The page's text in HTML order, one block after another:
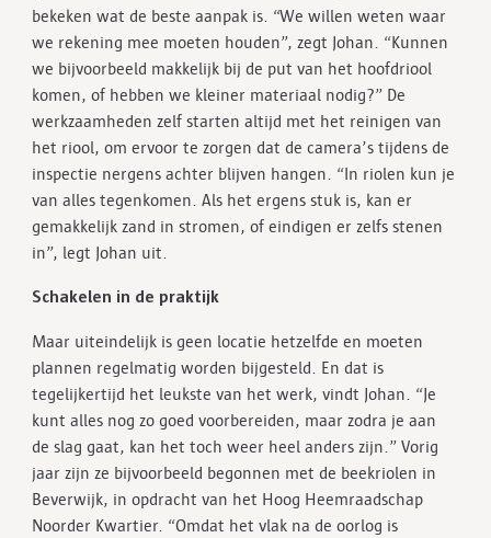
bekeken wat de beste aanpak is. “We willen weten waar
we rekening mee moeten houden”, zegt Johan. “Kunnen
we bijvoorbeeld makkelijk bij de put van het hoofdriool
komen, of hebben we kleiner materiaal nodig?” De
werkzaamheden zelf starten altijd met het reinigen van
het riool, om ervoor te zorgen dat de camera’s tijdens de
inspectie nergens achter blijven hangen. “In riolen kun je
van alles tegenkomen. Als het ergens stuk is, kan er
gemakkelijk zand in stromen, of eindigen er zelfs stenen
in”, legt Johan uit.
Schakelen in de praktijk
Maar uiteindelijk is geen locatie hetzelfde en moeten
plannen regelmatig worden bijgesteld. En dat is
tegelijkertijd het leukste van het werk, vindt Johan. “Je
kunt alles nog zo goed voorbereiden, maar zodra je aan
de slag gaat, kan het toch weer heel anders zijn.” Vorig
jaar zijn ze bijvoorbeeld begonnen met de beekriolen in
Beverwijk, in opdracht van het Hoog Heemraadschap
Noorder Kwartier. “Omdat het vlak na de oorlog is